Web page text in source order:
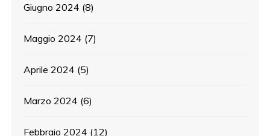
Giugno 2024 (8)
Maggio 2024 (7)
Aprile 2024 (5)
Marzo 2024 (6)
Febbraio 2024 (12)